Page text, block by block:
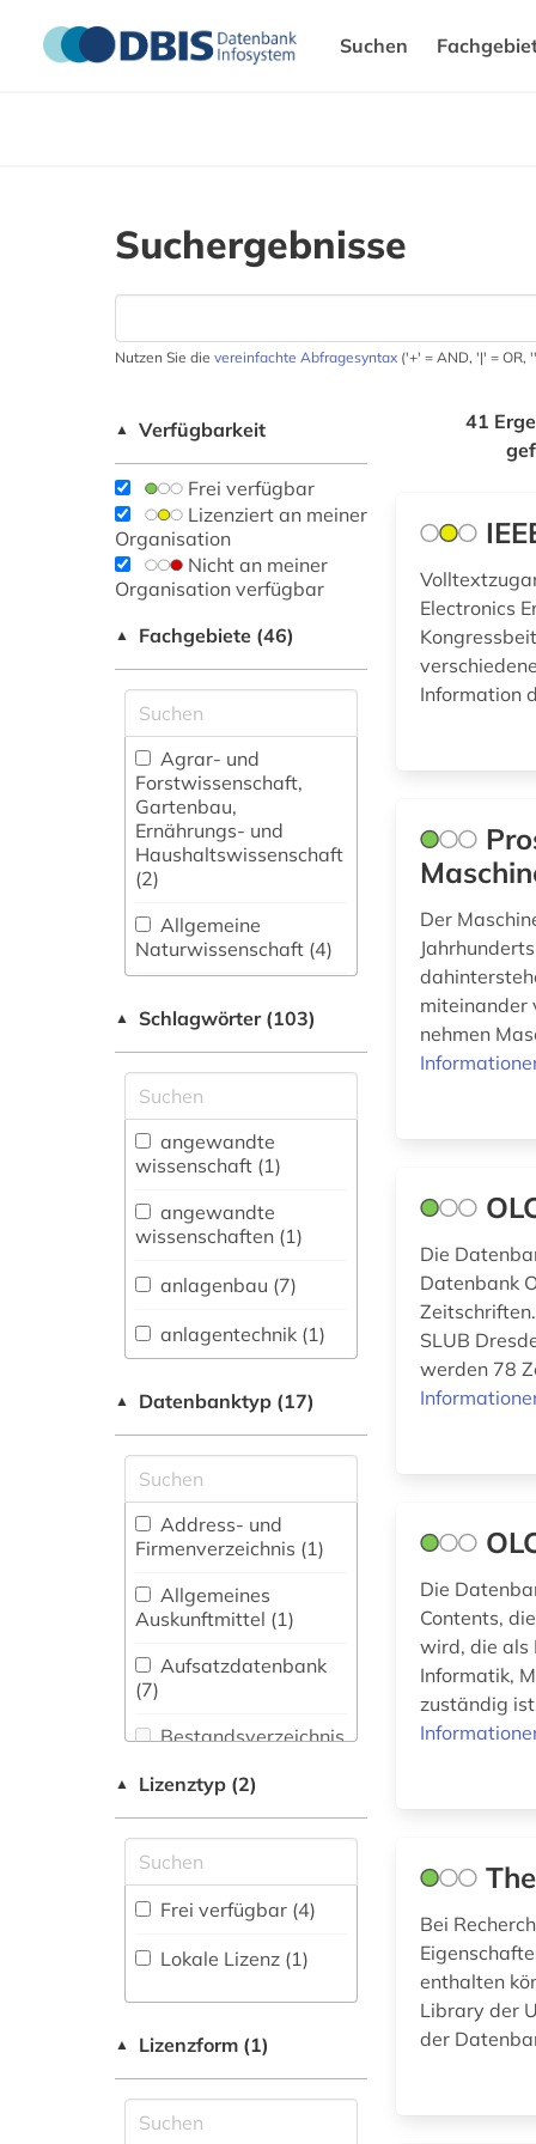
Suchen
Suchergebnisse
Nutzen Sie die vereinfachte Abfragesyntax ('+' = AND, '|' = OR,
▲ Verfügbarkeit
Frei verfügbar
Lizenziert an meiner
Organisation
Nicht an meiner
Organisation verfügbar
▲ Fachgebiete (46)
Agrar- und
Forstwissenschaft,
Gartenbau,
Ernährungs- und
Haushaltswissenschaft
(2)
Allgemeine
Naturwissenschaft (4)
fachübergreifende
Allgemeine und
vergleichende Sprach-
und
Literaturwissenschaft.
Außereuropäische
Sprachen und
Anglistik.
Amerikanistik (0)
Vermessungswesen (9)
Biologie,
Biotechnologie (8)
Buch- und
Bibliothekswesen,
Informationswissenschaft
(0)
Pharmazie (3)
Elektrotechnik,
Elektronik,
Nachrichtentechnik (15)
Energietechnik (10)
Ethnologie (0)
Geographie (0)
(1)
Niederlandistik.
▲ Schlagwörter (103)
angewandte
wissenschaft (1)
angewandte
wissenschaften (1)
anlagenbau (7)
anlagentechnik (1)
automatisierungstechnik
(1)
bau (1)
(2)
betriebsführung (2)
betriebsorganisation
bibliografie (2)
bibliometrie (1)
bildung (2)
bio- und geophysik
(1)
biologie (1)
▲ Datenbanktyp (17)
Address- und
Firmenverzeichnis (1)
Allgemeines
Auskunftmittel (1)
Aufsatzdatenbank
(7)
Bestandsverzeichnis
Buchhandelsverzeichnis
Disziplinäre
Forschungsdatenrepositorien
Fachbibliographie
▲ Lizenztyp (2)
Frei verfügbar (4)
Lokale Lizenz (1)
▲ Lizenzform (1)
41
Electronics
Information
Der
miteinander
nehmen
Die
Datenbank
SLUB
werden 78
Die
Contents,
wird, die als
Informatik,
zuständig
Bei
enthalten
Library der
der